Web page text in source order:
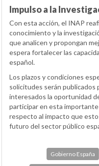
Impulso a la
Con esta acción, el INAP
conocimiento y la
que analicen y propongan
espera fortalecer las
español.
Los plazos y condiciones
solicitudes serán publicados
interesados la oportunidad
participar en esta
respecto al impacto que
futuro del sector público
Gobierno España